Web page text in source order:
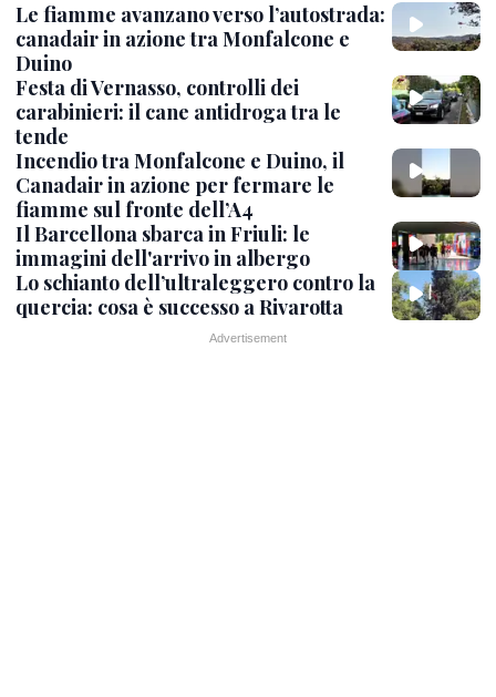
Le fiamme avanzano verso l’autostrada:
canadair in azione tra Monfalcone e
Duino
Festa di Vernasso, controlli dei
carabinieri: il cane antidroga tra le
tende
Incendio tra Monfalcone e Duino, il
Canadair in azione per fermare le
fiamme sul fronte dell’A4
Il Barcellona sbarca in Friuli: le
immagini dell'arrivo in albergo
Lo schianto dell’ultraleggero contro la
quercia: cosa è successo a Rivarotta